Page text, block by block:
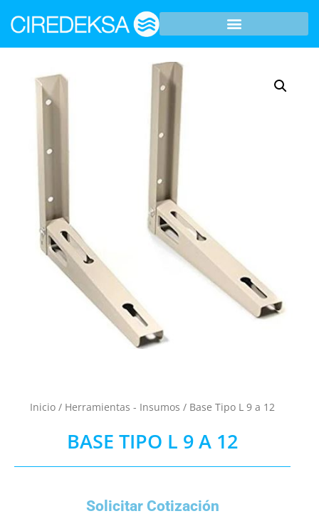
Inicio / Herramientas - Insumos / Base Tipo L 9 a 12
BASE TIPO L 9 A 12
Solicitar Cotización